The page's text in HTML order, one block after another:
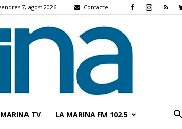
7, agost 2026 Contacte
TV LA MARINA FM 102.5